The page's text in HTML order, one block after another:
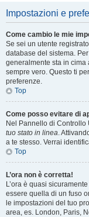
Impostazioni e
Come cambio le mie
Se sei un utente
database del sistema.
generalmente sta in cima
sempre vero. Questo ti
preferenze.
Top
Come posso evitare di
Nel Pannello di Controllo
tuo stato in linea.
a te stesso. Verrai
Top
L’ora non è corretta!
L’ora è quasi
essere quella di un fuso
le impostazioni del tuo
area, es. London, Paris,